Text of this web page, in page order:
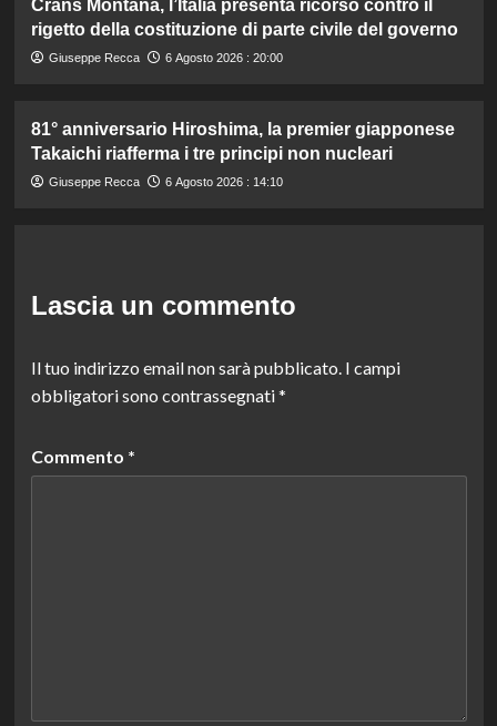
Crans Montana, l’Italia presenta ricorso contro il
rigetto della costituzione di parte civile del governo
Giuseppe Recca 6 Agosto 2026 : 20:00
81° anniversario Hiroshima, la premier giapponese
Takaichi riafferma i tre principi non nucleari
Giuseppe Recca 6 Agosto 2026 : 14:10
Lascia un commento
Il tuo indirizzo email non sarà pubblicato. I campi
obbligatori sono contrassegnati*
Commento *